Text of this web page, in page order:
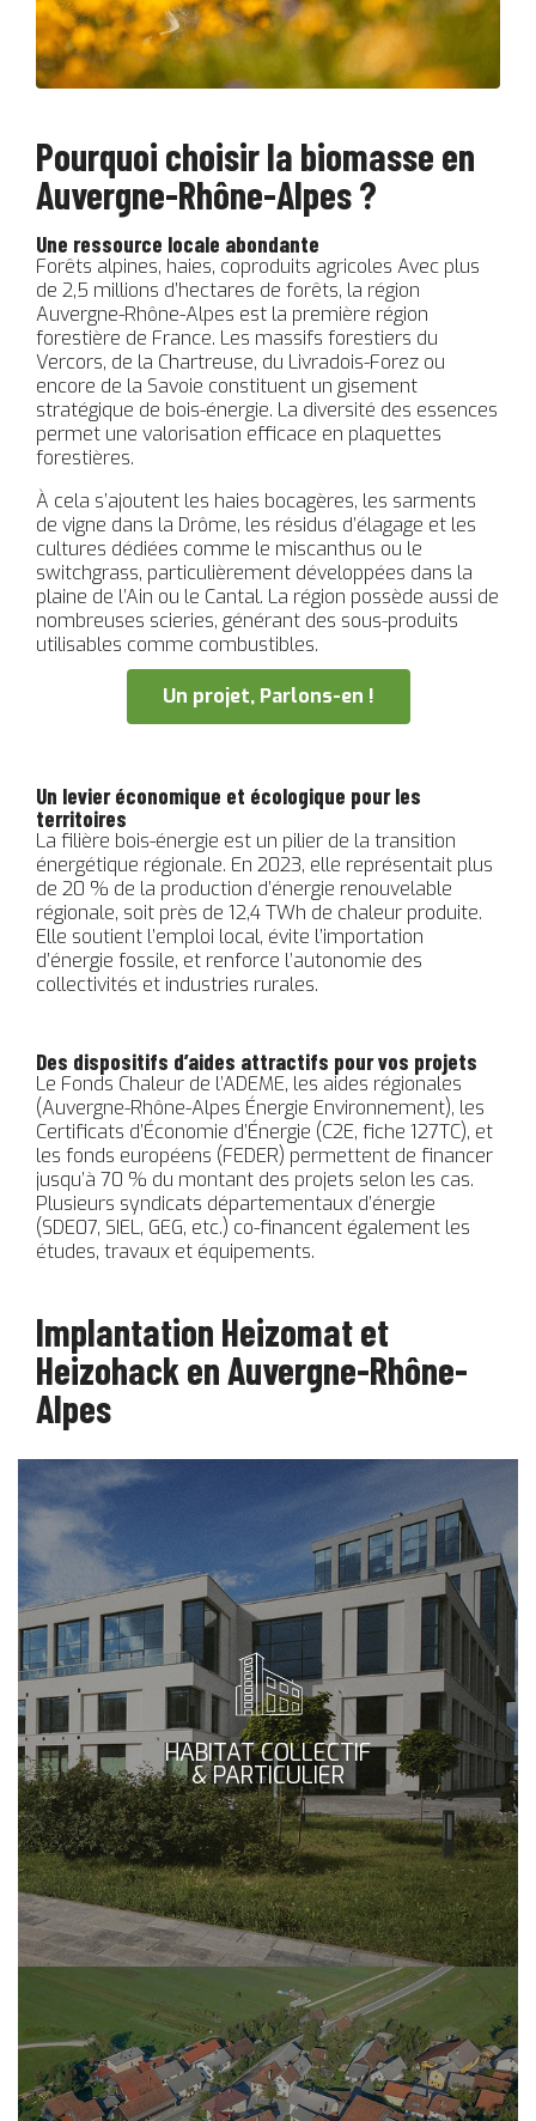
Pourquoi choisir la biomasse en
Auvergne-Rhône-Alpes ?
Une ressource locale abondante
Forêts alpines, haies, coproduits agricoles Avec plus
de 2,5 millions d’hectares de forêts, la région
Auvergne-Rhône-Alpes est la première région
forestière de France. Les massifs forestiers du
Vercors, de la Chartreuse, du Livradois-Forez ou
encore de la Savoie constituent un gisement
stratégique de bois-énergie. La diversité des essences
permet une valorisation efficace en plaquettes
forestières.
À cela s’ajoutent les haies bocagères, les sarments
de vigne dans la Drôme, les résidus d’élagage et les
cultures dédiées comme le miscanthus ou le
switchgrass, particulièrement développées dans la
plaine de l’Ain ou le Cantal. La région possède aussi de
nombreuses scieries, générant des sous-produits
utilisables comme combustibles.
Un projet, Parlons-en !
Un levier économique et écologique pour les
territoires
La filière bois-énergie est un pilier de la transition
énergétique régionale. En 2023, elle représentait plus
de 20 % de la production d’énergie renouvelable
régionale, soit près de 12,4 TWh de chaleur produite.
Elle soutient l’emploi local, évite l’importation
d’énergie fossile, et renforce l’autonomie des
collectivités et industries rurales.
Des dispositifs d’aides attractifs pour vos projets
Le Fonds Chaleur de l’ADEME, les aides régionales
(Auvergne-Rhône-Alpes Énergie Environnement), les
Certificats d’Économie d’Énergie (C2E, fiche 127TC), et
les fonds européens (FEDER) permettent de financer
jusqu’à 70 % du montant des projets selon les cas.
Plusieurs syndicats départementaux d’énergie
(SDE07, SIEL, GEG, etc.) co-financent également les
études, travaux et équipements.
Implantation Heizomat et
Heizohack en Auvergne-Rhône-
Alpes
HABITAT COLLECTIF
& PARTICULIER